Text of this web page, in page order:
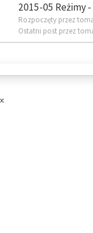
2015-05 Reżimy
Rozpoczęty przez
Ostatni post przez